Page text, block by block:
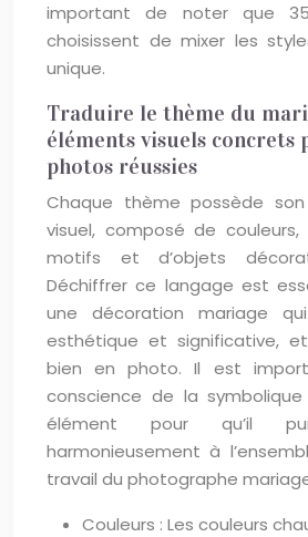
important de noter que
choisissent de mixer les
unique.
Traduire le thème du
éléments visuels concrets
photos réussies
Chaque thème possède
visuel, composé de
motifs et d’objets
Déchiffrer ce langage est
une décoration mariage
esthétique et significative,
bien en photo. Il est
conscience de la
élément pour qu’il
harmonieusement à
travail du photographe
Couleurs : Les couleurs